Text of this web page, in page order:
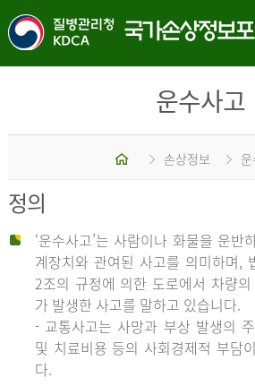
운수사고
홈 손상정보
정의
‘운수사고’는 사람이나 화물을 운반
계장치와 관여된 사고를 의미하며,
2조의 규정에 의한 도로에서 차량
가 발생한 사고를 말하고 있습니다.
- 교통사고는 사망과 부상 발생의
및 치료비용 등의 사회경제적 부담
다.